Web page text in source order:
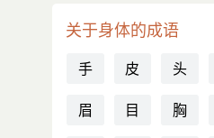
关于身体的成语
手 皮 头
眉
目 胸